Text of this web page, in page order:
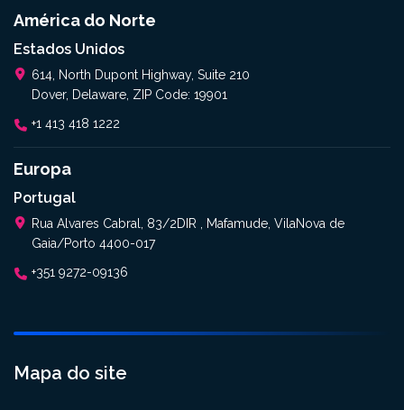
América do Norte
Estados Unidos
614, North Dupont Highway, Suite 210
Dover, Delaware, ZIP Code: 19901
+1 413 418 1222
Europa
Portugal
Rua Alvares Cabral, 83/2DIR , Mafamude, VilaNova de
Gaia/Porto 4400-017
+351 9272-09136
Mapa do site